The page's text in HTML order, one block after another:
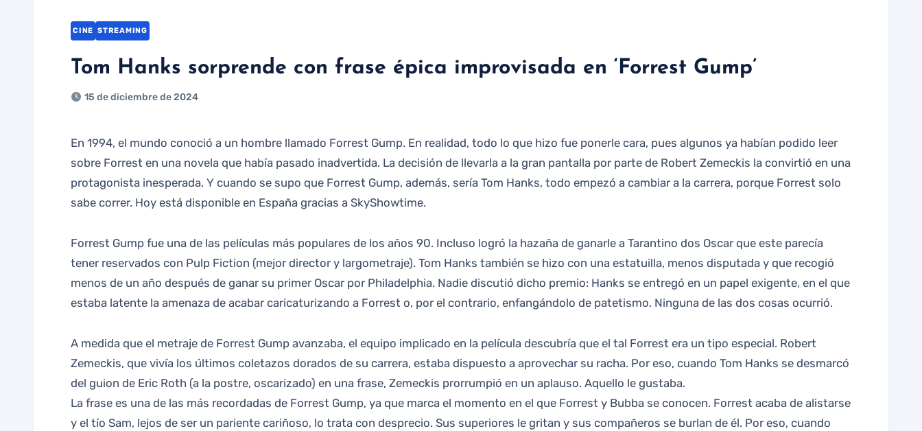
CINE STREAMING
Tom Hanks sorprende con frase épica improvisada en ‘Forrest Gump’
15 de diciembre de 2024
En 1994, el mundo conoció a un hombre llamado Forrest Gump. En realidad, todo lo que hizo fue ponerle cara, pues algunos ya habían podido leer
sobre Forrest en una novela que había pasado inadvertida. La decisión de llevarla a la gran pantalla por parte de Robert Zemeckis la convirtió en una
protagonista inesperada. Y cuando se supo que Forrest Gump, además, sería Tom Hanks, todo empezó a cambiar a la carrera, porque Forrest solo
sabe correr. Hoy está disponible en España gracias a SkyShowtime.
Forrest Gump fue una de las películas más populares de los años 90. Incluso logró la hazaña de ganarle a Tarantino dos Oscar que este parecía
tener reservados con Pulp Fiction (mejor director y largometraje). Tom Hanks también se hizo con una estatuilla, menos disputada y que recogió
menos de un año después de ganar su primer Oscar por Philadelphia. Nadie discutió dicho premio: Hanks se entregó en un papel exigente, en el que
estaba latente la amenaza de acabar caricaturizando a Forrest o, por el contrario, enfangándolo de patetismo. Ninguna de las dos cosas ocurrió.
A medida que el metraje de Forrest Gump avanzaba, el equipo implicado en la película descubría que el tal Forrest era un tipo especial. Robert
Zemeckis, que vivía los últimos coletazos dorados de su carrera, estaba dispuesto a aprovechar su racha. Por eso, cuando Tom Hanks se desmarcó
del guion de Eric Roth (a la postre, oscarizado) en una frase, Zemeckis prorrumpió en un aplauso. Aquello le gustaba.
La frase es una de las más recordadas de Forrest Gump, ya que marca el momento en el que Forrest y Bubba se conocen. Forrest acaba de alistarse
y el tío Sam, lejos de ser un pariente cariñoso, lo trata con desprecio. Sus superiores le gritan y sus compañeros se burlan de él. Por eso, cuando